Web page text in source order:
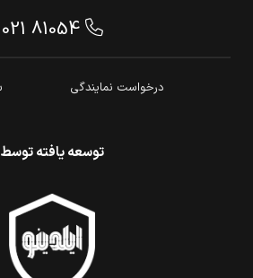
021 81054
درخواست نمایندگی
توسعه یافته توسط